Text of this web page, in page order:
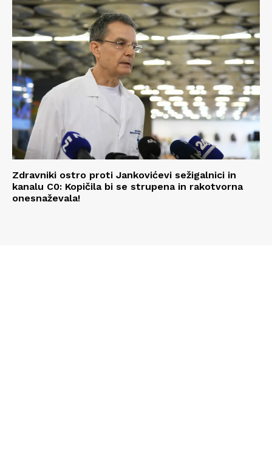
Zdravniki ostro proti Jankovićevi sežigalnici in
kanalu C0: Kopičila bi se strupena in rakotvorna
onesnaževala!